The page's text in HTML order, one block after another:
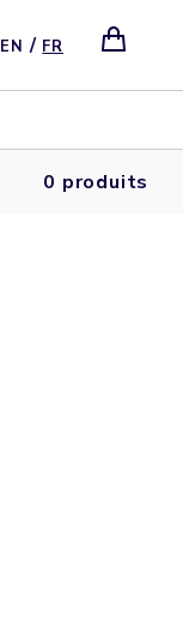
EN / FR
0 produits